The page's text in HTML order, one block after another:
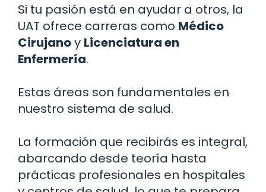
Si tu pasión está en ayudar a otros, la
UAT ofrece carreras como Médico
Cirujanoy Licenciatura en
Enfermería.
Estas áreas son fundamentales en
nuestro sistema de salud.
La formación que recibirás es integral,
abarcando desde teoría hasta
prácticas profesionales en hospitales